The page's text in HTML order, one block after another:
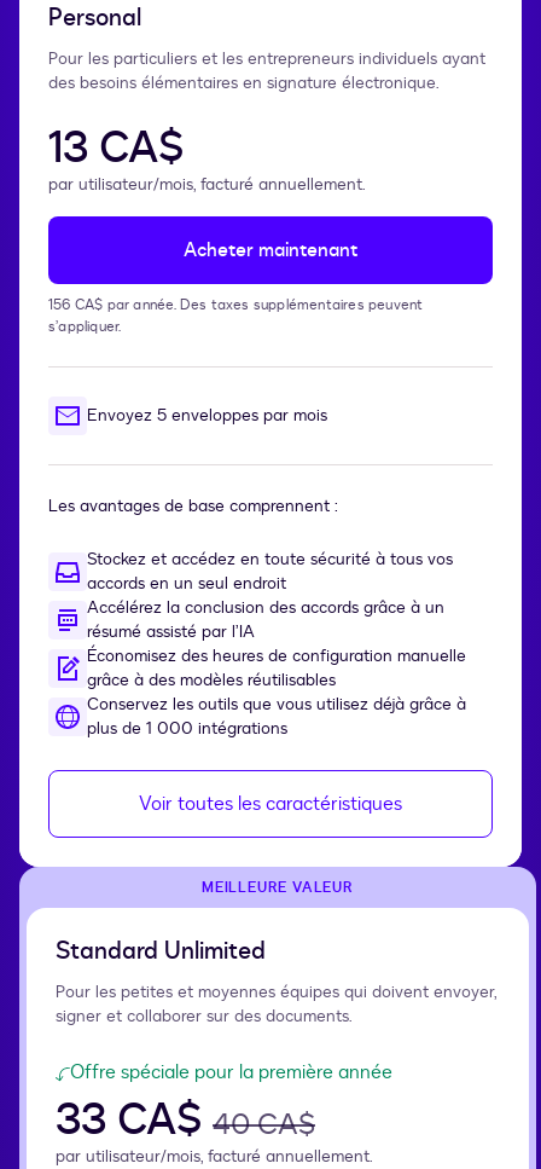
Personal
Pour les particuliers et les entrepreneurs individuels ayant
des besoins élémentaires en signature électronique.
13 CA$
par utilisateur/mois, facturé annuellement.
Acheter maintenant
156 CA$ par année. Des taxes supplémentaires peuvent
s’appliquer.
Envoyez 5 enveloppes par mois
Les avantages de base comprennent :
Stockez et accédez en toute sécurité à tous vos
accords en un seul endroit
Accélérez la conclusion des accords grâce à un
résumé assisté par l’IA
Économisez des heures de configuration manuelle
grâce à des modèles réutilisables
Conservez les outils que vous utilisez déjà grâce à
plus de 1 000 intégrations
Voir toutes les caractéristiques
MEILLEURE VALEUR
Standard Unlimited
Pour les petites et moyennes équipes qui doivent envoyer,
signer et collaborer sur des documents.
Offre spéciale pour la première année
33 CA$ 40 CA$
par utilisateur/mois, facturé annuellement.